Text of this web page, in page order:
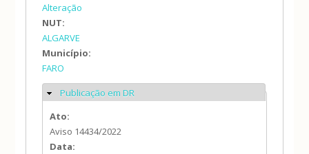
Alteração
NUT:
ALGARVE
Município:
FARO
Ocultar
Publicação em DR
Ato:
Aviso 14434/2022
Data: